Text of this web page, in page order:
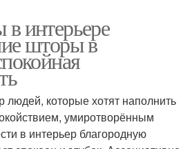
интерьере
шторы в
которые хотят наполнить
умиротворённым
в интерьер благородную